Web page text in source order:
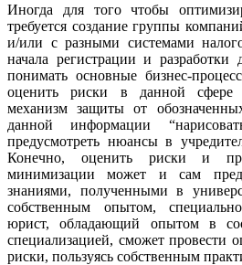
Иногда для того чтобы
требуется создание группы
и/или с разными системами
начала регистрации и разработки
понимать основные бизнес-
оценить риски в данной сфере
механизм защиты от
данной информации
предусмотреть нюансы в
Конечно, оценить риски и
минимизации может и сам
знаниями, полученными в
собственным опытом,
юрист, обладающий опытом в
специализацией, сможет провести
риски, пользуясь собственным